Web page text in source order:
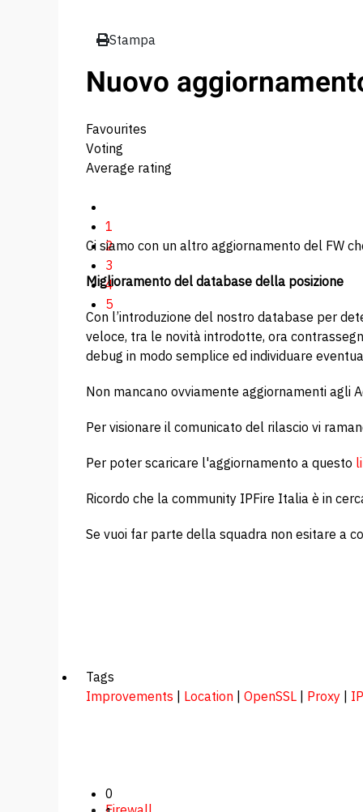
0
Stampa
Nuovo
Favourites
Voting
Average rating
1
2
3
4
5
Ci siamo con un altro aggiornamento del FW
Miglioramento del database della posizione
Con l’introduzione del nostro database per
veloce, tra le novità introdotte, ora
debug in modo semplice ed individuare
Non mancano ovviamente aggiornamenti agli
Per visionare il comunicato del rilascio vi
Per poter scaricare l'aggiornamento a questo
Ricordo che la community IPFire Italia è in
Se vuoi far parte della squadra non esitare a
Tags
Improvements
Location OpenSSL Proxy